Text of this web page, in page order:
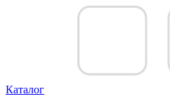
Каталог